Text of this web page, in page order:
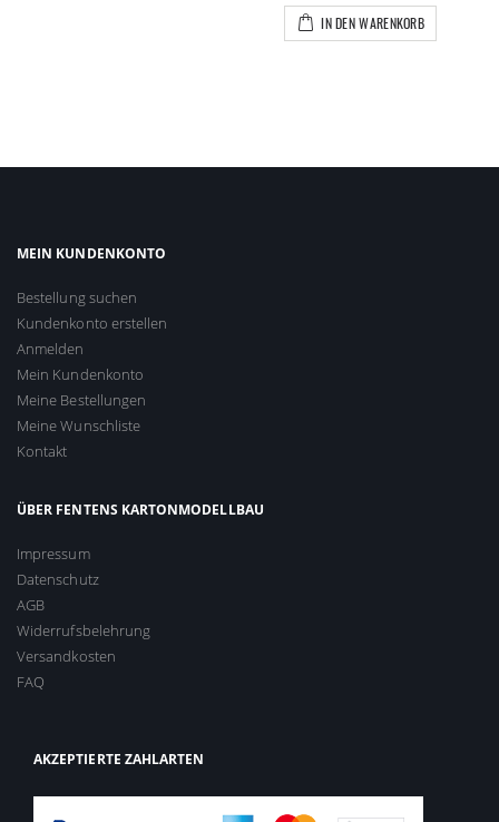
IN DEN WARENKORB
MEIN KUNDENKONTO
Bestellung suchen
Kundenkonto erstellen
Anmelden
Mein Kundenkonto
Meine Bestellungen
Meine Wunschliste
Kontakt
ÜBER FENTENS KARTONMODELLBAU
Impressum
Datenschutz
AGB
Widerrufsbelehrung
Versandkosten
FAQ
AKZEPTIERTE ZAHLARTEN